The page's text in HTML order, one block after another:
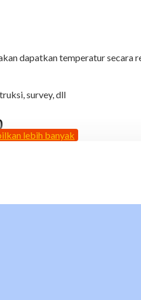
dapatkan temperatur
survey, dll
Indonesia, Jika